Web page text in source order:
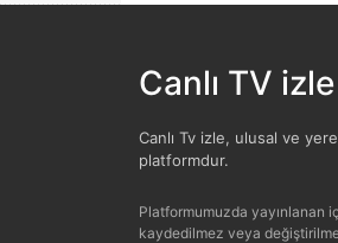
Canlı TV izle
Canlı Tv izle, ulusal ve
platformdur.
Platformumuzda yayınlanan
kaydedilmez veya